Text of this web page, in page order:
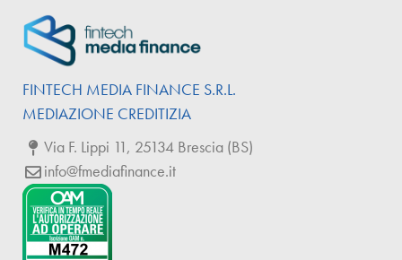
FINTECH MEDIA FINANCE S.R.L.
MEDIAZIONE CREDITIZIA
Via F. Lippi 11, 25134 Brescia (BS)
info@fmediafinance.it